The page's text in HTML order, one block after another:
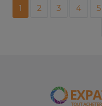
1 2 3 4 5